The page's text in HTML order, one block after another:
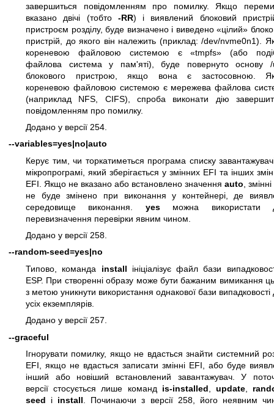
завершиться повідомленням про помилку. Якщо
вказано двічі (тобто -RR) і виявлений блоковий
пристроєм розділу, буде визначено і виведено «цілий»
пристрій, до якого він належить (приклад: /dev/nvme0n1).
кореневою файловою системою є «tmpfs» (або
файлова система у пам'яті), буде повернуто основу /
блокового пристрою, якщо вона є застосовною.
кореневою файловою системою є мережева файлова
(наприклад NFS, CIFS), спроба виконати дію
повідомленням про помилку.
Додано у версії 254.
--variables=yes|no|auto
Керує тим, чи торкатиметься програма списку
мікропрограмі, який зберігається у змінних EFI та інших
EFI. Якщо не вказано або встановлено значення auto ,
не буде змінено при виконання у контейнері, де
середовище виконання. yesможна використати
перевизначення перевірки явним чином.
Додано у версії 258.
--random-seed=yes|no
Типово, команда install ініціалізує файл бази
ESP. При створенні образу може бути бажаним вимикання
з метою уникнути використання однакової бази випадковості
усіх екземплярів.
Додано у версії 257.
--graceful
Ігнорувати помилку, якщо не вдасться знайти системний
EFI, якщо не вдасться записати змінні EFI, або буде
інший або новіший встановлений завантажувач. У
версії стосується лише команд is-installed update,
seed і install . Починаючи з версії 258, його неявним